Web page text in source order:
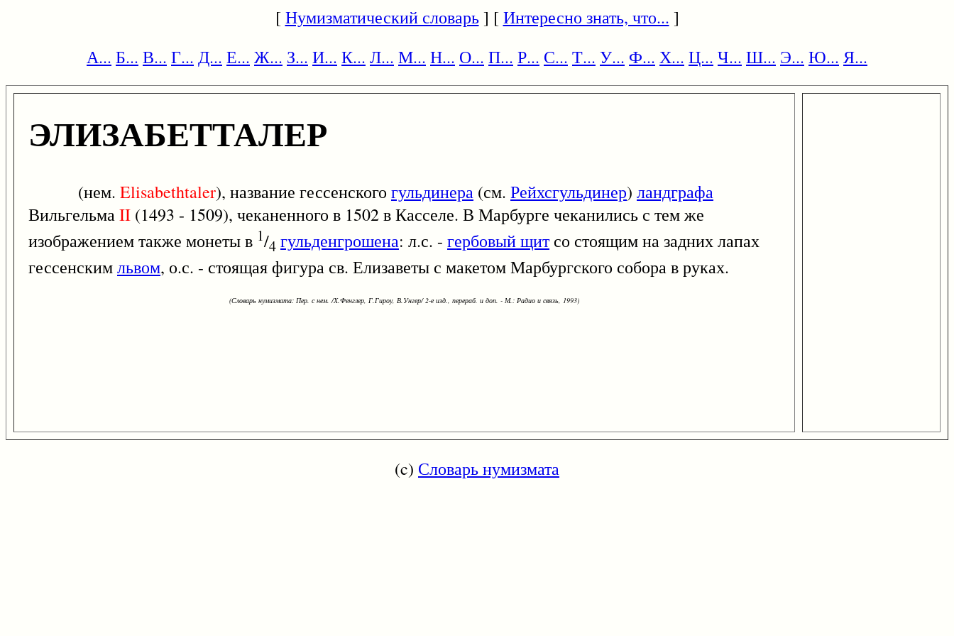
[Нумизматический словарь] [Интересно знать, что... ]
А... Б... В... Г... Д... Е... Ж... З... И... К... Л... М... Н... О... П... Р... С... Т... У... Ф... Х... Ц... Ч... Ш... Э... Ю... Я...
ЭЛИЗАБЕТТАЛЕР
(нем. Elisabethtaler), название гессенского гульдинера (см. Рейхсгульдинер) ландграфа
ВильгельмаII (1493 - 1509), чеканенного в 1502 в Касселе. В Марбурге чеканились с тем же
изображением также монеты в 1/4 гульденгрошена: л.с. - гербовый щитсо стоящим на задних лапах
гессенскимльвом, о.с. - стоящая фигура св. Елизаветы с макетом Марбургского собора в руках.
(Словарь нумизмата: Пер. с нем. /Х.Фенглер, Г.Гироу, В.Унгер/ 2-е изд., перераб. и доп. - М.: Радио и связь, 1993)
(c) Словарь нумизмата